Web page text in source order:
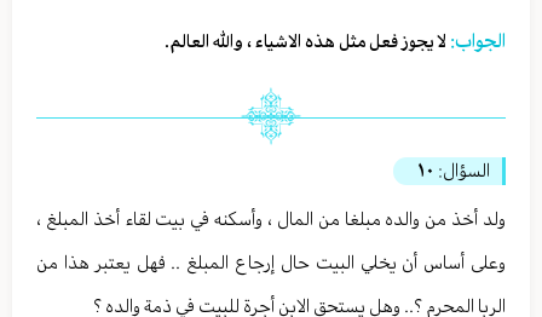
الجواب: لا يجوز فعل مثل هذه الاشياء ، والله العالم.
السؤال: ١٠
ولد أخذ من والده مبلغا من المال ، وأسكنه في بيت لقاء أخذ المبلغ ،
وعلى أساس أن يخلي البيت حال إرجاع المبلغ .. فهل يعتبر هذا من
الربا المحرم ؟.. وهل يستحق الابن أجرة للبيت في ذمة والده ؟